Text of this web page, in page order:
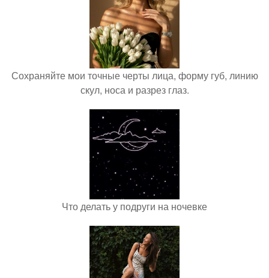
Сохраняйте мои точные черты лица, форму губ, линию
скул, носа и разрез глаз.
Что делать у подруги на ночевке